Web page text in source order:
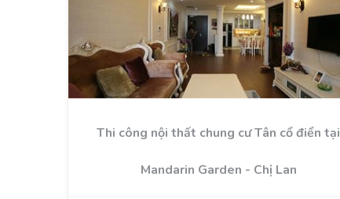
Thi công nội thất chung cư Tân cổ điển tại
Mandarin Garden - Chị Lan